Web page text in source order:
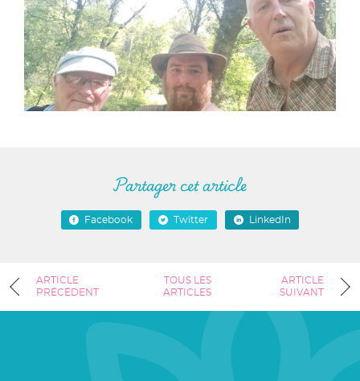
Partager cet article
Facebook Twitter LinkedIn
ARTICLE
PRÉCÉDENT
TOUS LES
ARTICLES
ARTICLE
SUIVANT